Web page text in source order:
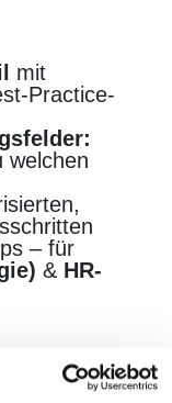
mit
Practice-
welchen
– für
& HR-